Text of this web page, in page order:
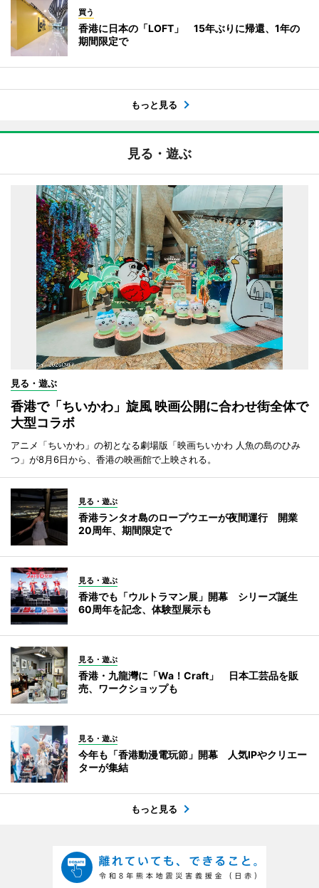
買う
香港に日本の「LOFT」 15年ぶりに帰還、1年の
期間限定で
もっと見る
見る・遊ぶ
見る・遊ぶ
香港で「ちいかわ」旋風 映画公開に合わせ街全体で
大型コラボ
アニメ「ちいかわ」の初となる劇場版「映画ちいかわ 人魚の島のひみ
つ」が8月6日から、香港の映画館で上映される。
見る・遊ぶ
香港ランタオ島のロープウエーが夜間運行 開業
20周年、期間限定で
見る・遊ぶ
香港でも「ウルトラマン展」開幕 シリーズ誕生
60周年を記念、体験型展示も
見る・遊ぶ
香港・九龍灣に「Wa！Craft」 日本工芸品を販
売、ワークショップも
見る・遊ぶ
今年も「香港動漫電玩節」開幕 人気IPやクリエー
ターが集結
もっと見る